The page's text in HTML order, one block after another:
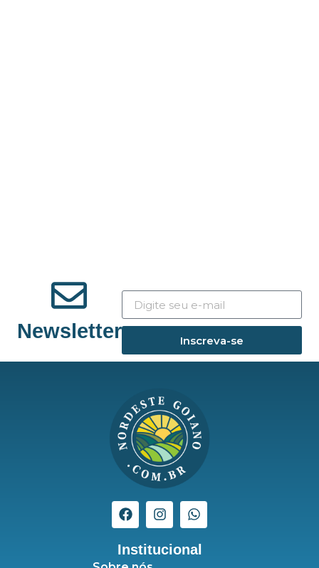
Newsletter Inscreva-se
Institucional